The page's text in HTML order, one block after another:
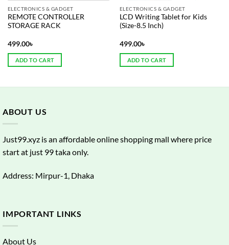
ELECTRONICS & GADGET
REMOTE CONTROLLER
STORAGE RACK
499.00৳
ADD TO CART
ELECTRONICS & GADGET
LCD Writing Tablet for Kids
(Size-8.5 Inch)
499.00৳
ADD TO CART
ABOUT US
Just99.xyz is an affordable online shopping mall where price
start at just 99 taka only.
Address: Mirpur-1, Dhaka
IMPORTANT LINKS
About Us